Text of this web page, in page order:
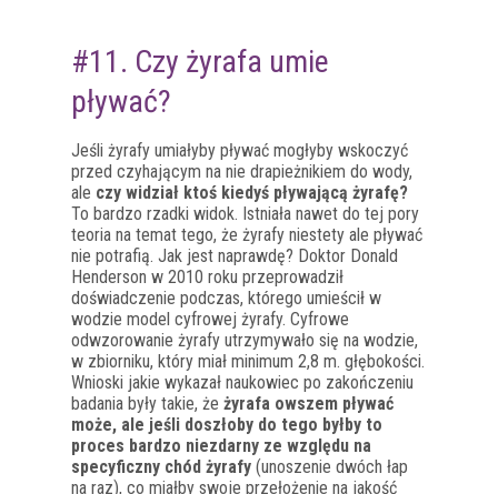
#11. Czy żyrafa umie
pływać?
Jeśli żyrafy umiałyby pływać mogłyby wskoczyć
przed czyhającym na nie drapieżnikiem do wody,
ale czy widział ktoś kiedyś pływającą żyrafę?
To bardzo rzadki widok. Istniała nawet do tej pory
teoria na temat tego, że żyrafy niestety ale pływać
nie potrafią. Jak jest naprawdę? Doktor Donald
Henderson w 2010 roku przeprowadził
doświadczenie podczas, którego umieścił w
wodzie model cyfrowej żyrafy. Cyfrowe
odwzorowanie żyrafy utrzymywało się na wodzie,
w zbiorniku, który miał minimum 2,8 m. głębokości.
Wnioski jakie wykazał naukowiec po zakończeniu
badania były takie, że żyrafa owszem pływać
może, ale jeśli doszłoby do tego byłby to
proces bardzo niezdarny ze względu na
specyficzny chód żyrafy (unoszenie dwóch łap
na raz), co miałby swoje przełożenie na jakość